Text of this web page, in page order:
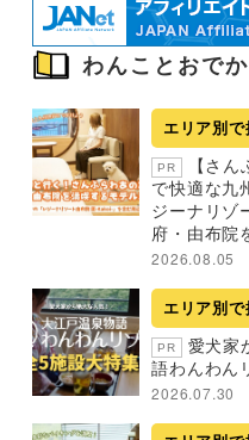
わんことおで
エリア別で
PR
【さん
で快適な九
ジーナリゾ
府・由布院
2026.08.05
エリア別で
PR
愛犬家
語わんわん
2026.07.30